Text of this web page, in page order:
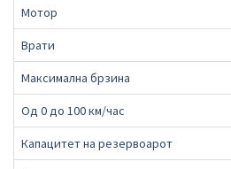
Мотор
Врати
Максимална брзина
Од 0 до 100 км/час
Капацитет на резервоарот